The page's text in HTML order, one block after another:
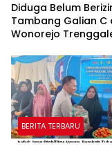
Diduga Belum
Tambang Galian C
Wonorejo
BERITA TERBARU